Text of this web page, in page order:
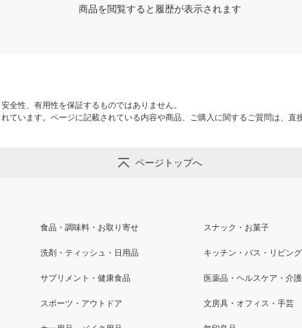
商品を閲覧すると履歴が表示されます
全性、有用性を保証するものではありません。
います。ページに記載されている内容や商品、ご購入に関するご質問は、直
ページトップへ
食品・調味料・お取り寄せ スナック・お菓子
洗剤・ティッシュ・日用品 キッチン・バス・リビング
サプリメント・健康食品 医薬品・ヘルスケア・介護
スポーツ・アウトドア 文房具・オフィス・手芸